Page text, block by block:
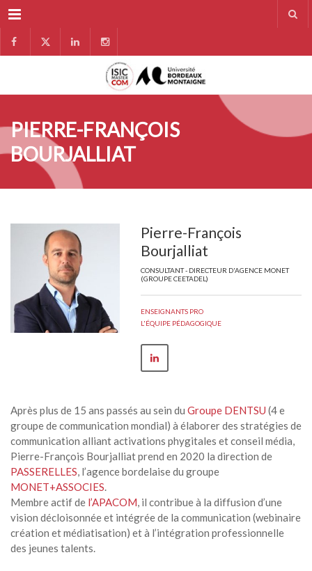
Menu
PIERRE-FRANÇOIS
BOURJALLIAT
Pierre-François
Bourjalliat
CONSULTANT - DIRECTEUR D'AGENCE MONET
(GROUPE CEETADEL)
ENSEIGNANTS PRO
L'ÉQUIPE PÉDAGOGIQUE
Après plus de 15 ans passés au sein du Groupe DENTSU (4 e
groupe de communication mondial) à élaborer des stratégies de
communication alliant activations phygitales et conseil média,
Pierre-François Bourjalliat prend en 2020 la direction de
PASSERELLES, l’agence bordelaise du groupe
MONET+ASSOCIES.
Membre actif de l’APACOM, il contribue à la diffusion d’une
vision décloisonnée et intégrée de la communication (webinaire
création et médiatisation) et à l’intégration professionnelle
des jeunes talents.